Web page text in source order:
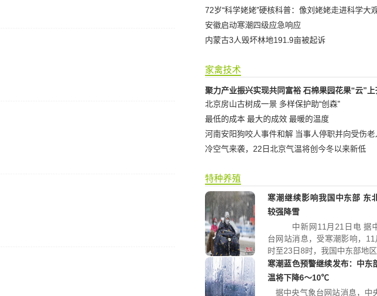
72岁“科学姥姥”硬核科普：像刘姥姥走进科学大
安徽启动寒潮四级应急响应
内蒙古3人毁坏林地191.9亩被起诉
家禽技术
聚力产业振兴实现共同富裕 石棉果园花果“云”上
北京房山古树成一景 多样保护助“创森”
最低的成本 最大的成效 最暖的温度
河南安阳狗咬人事件和解 当事人停职并向受伤老
冷空气来袭，22日北京气温将创今冬以来新低
特种养殖
寒潮继续影响我国中东部 东
较强降雪
中新网11月21日电 据
台网站消息，受寒潮影响，
时至23日8时，我国中东部地
寒潮蓝色预警继续发布：中东
温将下降6～10℃
据中央气象台网站消息，中